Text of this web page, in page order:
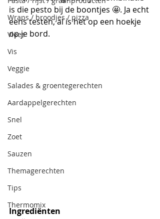
Wraps / broodjes / pizza
Vlees
Vis
Veggie
Salades & groentegerechten
Aardappelgerechten
Snel
Zoet
Sauzen
Themagerechten
Tips
Thermomix
is die pesto bij de boontjes 🤩. Ja echt
eens testen, al is het op een hoekje
op je bord.
Ingrediënten